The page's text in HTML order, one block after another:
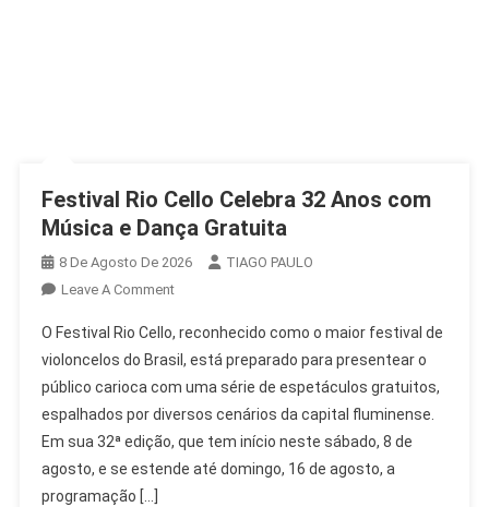
Festival Rio Cello Celebra 32 Anos com
Música e Dança Gratuita
8 De Agosto De 2026
TIAGO PAULO
Leave A CommentOn
Rio
Cello
Celebra
32
Anos
Com
O Festival Rio Cello, reconhecido como o maior festival de
violoncelos do Brasil, está preparado para presentear o
público carioca com uma série de espetáculos gratuitos,
espalhados por diversos cenários da capital fluminense.
Em sua 32ª edição, que tem início neste sábado, 8 de
agosto, e se estende até domingo, 16 de agosto, a
programação […]